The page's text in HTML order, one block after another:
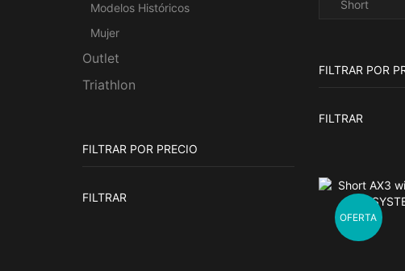
FILTRAR POR
FILTRAR
OFERTA
Modelos Históricos
Mujer
Outlet
Triathlon
FILTRAR POR PRECIO
Precio
mínimo
Precio
máximo
FILTRAR